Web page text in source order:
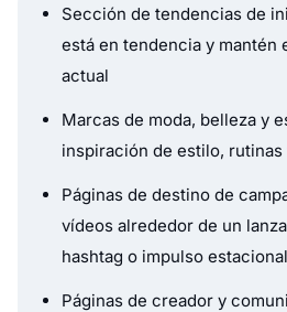
Sección de tendencias de
está en tendencia y mantén
actual
Marcas de moda, belleza y
inspiración de estilo,
Páginas de destino de
vídeos alrededor de un
hashtag o impulso estacional
Páginas de creador y